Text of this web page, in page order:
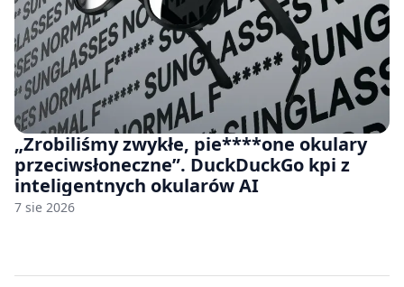
„Zrobiliśmy zwykłe, pie****one okulary
przeciwsłoneczne”. DuckDuckGo kpi z
inteligentnych okularów AI
7 sie 2026